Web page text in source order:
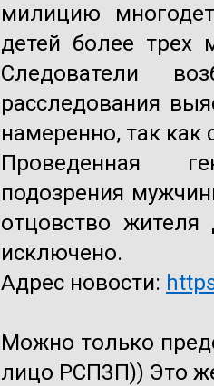
милицию
детей более трех
Следователи
расследования
намеренно, так как
Проведенная
подозрения
отцовство
исключено.
Адрес новости:
Можно только
лицо РСП3П)) Это